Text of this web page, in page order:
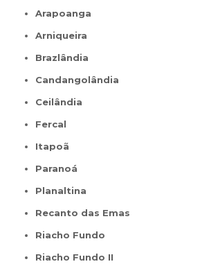
Arapoanga
Arniqueira
Brazlândia
Candangolândia
Ceilândia
Fercal
Itapoã
Paranoá
Planaltina
Recanto das Emas
Riacho Fundo
Riacho Fundo II